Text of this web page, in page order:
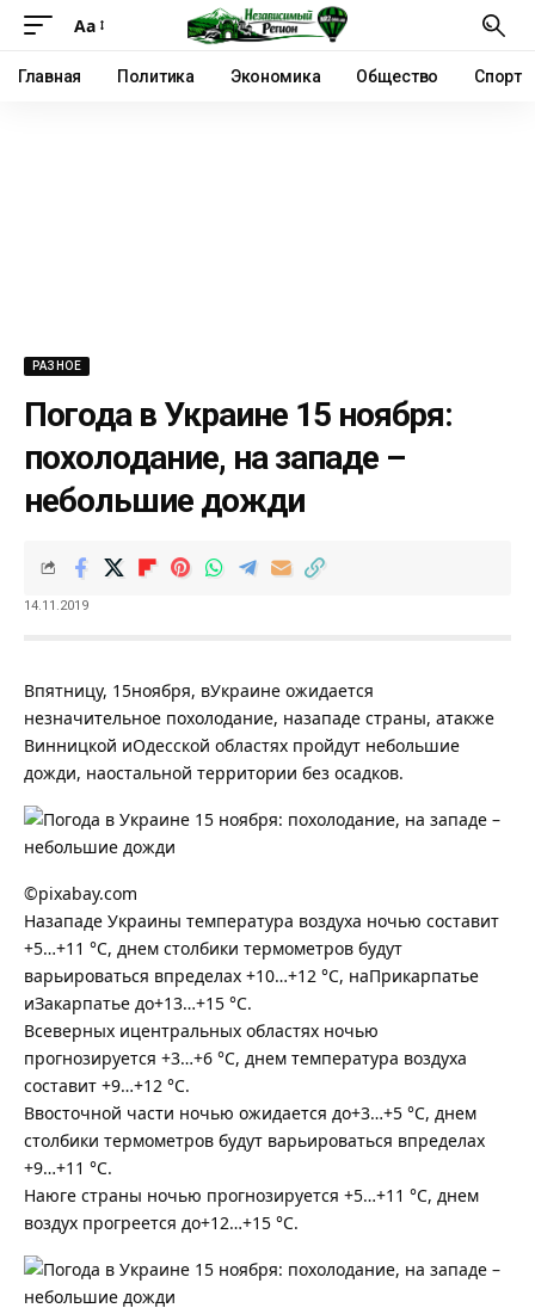
Аа
Главная Политика Экономика Общество Спорт
РАЗНОЕ
Погода в Украине 15 ноября:
похолодание, на западе –
небольшие дожди
14.11.2019
Впятницу, 15ноября, вУкраине ожидается
незначительное похолодание, назападе страны, атакже
Винницкой иОдесской областях пройдут небольшие
дожди, наостальной территории без осадков.
©pixabay.com
Назападе Украины температура воздуха ночью составит
+5…+11 °С, днем столбики термометров будут
варьироваться впределах +10…+12 °С, наПрикарпатье
иЗакарпатье до+13…+15 °С.
Всеверных ицентральных областях ночью
прогнозируется +3…+6 °С, днем температура воздуха
составит +9…+12 °С.
Ввосточной части ночью ожидается до+3…+5 °С, днем
столбики термометров будут варьироваться впределах
+9…+11 °С.
Наюге страны ночью прогнозируется +5…+11 °С, днем
воздух прогреется до+12…+15 °С.